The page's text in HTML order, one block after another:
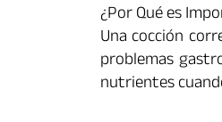
¿Por Qué es
Una cocción
problemas
nutrientes